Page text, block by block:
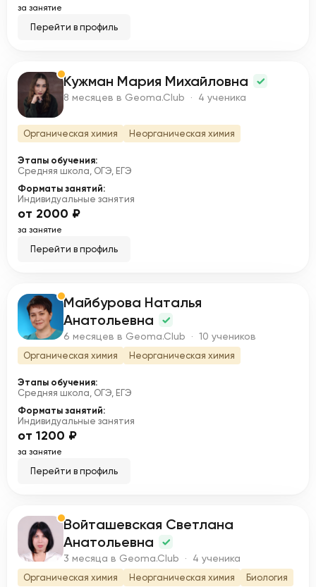
за занятие
Перейти в профиль
К Кужман Мария Михайловна
8 месяцев в Geoma.Club · 4 ученика
Органическая химия Неорганическая химия
Этапы обучения:
Средняя школа, ОГЭ, ЕГЭ
Форматы занятий:
Индивидуальные занятия
от 2000 ₽
за занятие
Перейти в профиль
М Майбурова Наталья
Анатольевна
6 месяцев в Geoma.Club · 10 учеников
Органическая химия Неорганическая химия
Этапы обучения:
Средняя школа, ОГЭ, ЕГЭ
Форматы занятий:
Индивидуальные занятия
от 1200 ₽
за занятие
Перейти в профиль
В
Войташевская Светлана
Анатольевна
3 месяца в Geoma.Club · 4 ученика
Органическая химия Неорганическая химия Биология